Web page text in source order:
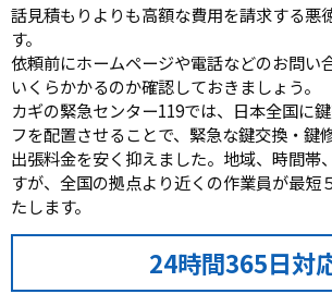
話見積もりよりも高額な費用を請求する悪
す。
依頼前にホームページや電話などのお問い
いくらかかるのか確認しておきましょう。
カギの緊急センター119では、日本全国に
フを配置させることで、緊急な鍵交換・鍵
出張料金を安く抑えました。地域、時間帯
すが、全国の拠点より近くの作業員が最短
たします。
24時間365日対